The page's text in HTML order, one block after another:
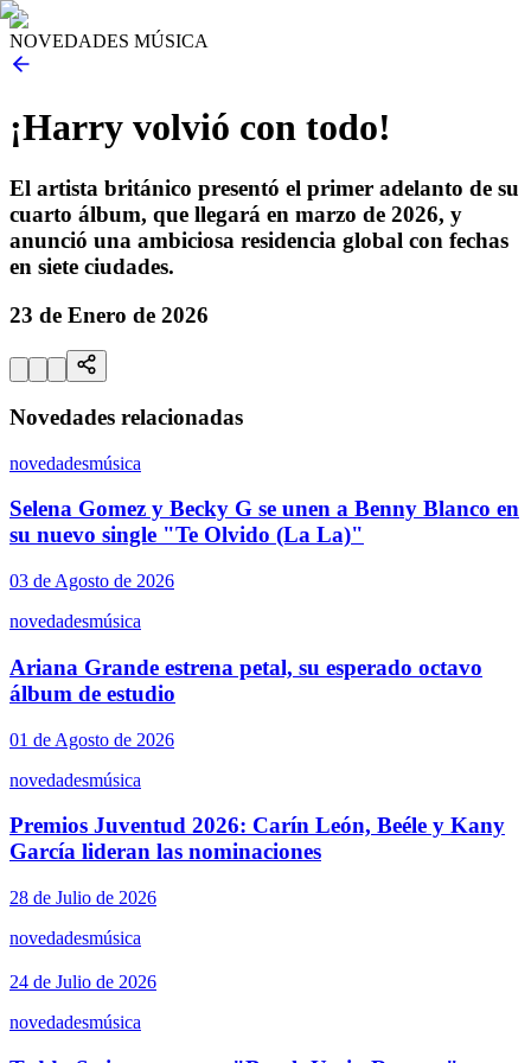
NOVEDADES MÚSICA
¡Harry volvió con todo!
El artista británico presentó el primer adelanto de su
cuarto álbum, que llegará en marzo de 2026, y
anunció una ambiciosa residencia global con fechas
en siete ciudades.
23 de Enero de 2026
Novedades relacionadas
novedadesmúsica
Selena Gomez y Becky G se unen a Benny Blanco en
su nuevo single "Te Olvido (La La)"
03 de Agosto de 2026
novedadesmúsica
Ariana Grande estrena petal, su esperado octavo
álbum de estudio
01 de Agosto de 2026
novedadesmúsica
Premios Juventud 2026: Carín León, Beéle y Kany
García lideran las nominaciones
28 de Julio de 2026
novedadesmúsica
24 de Julio de 2026
novedadesmúsica